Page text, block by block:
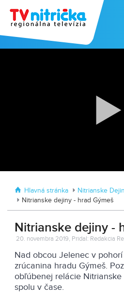
Traktormánia
Hlavná stránka
Nitrianske
Nitrianske dejiny - hrad Gýmeš
Nitrianske dejiny -
20. novembra 2019, Pridal: Redakcia
Nad obcou Jelenec v
zrúcanina hradu Gýmeš.
obľúbenej relácie
spolu v čase.